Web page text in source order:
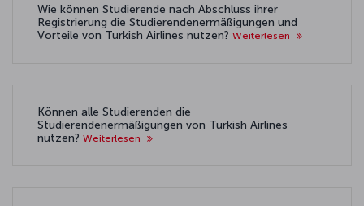
Wie können Studierende nach Abschluss ihrer
Registrierung die Studierendenermäßigungen und
Vorteile von Turkish Airlines nutzen? Weiterlesen
Können alle Studierenden die
Studierendenermäßigungen von Turkish Airlines
nutzen? Weiterlesen